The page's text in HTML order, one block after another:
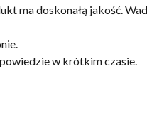
ma doskonałą jakość.
w krótkim czasie.